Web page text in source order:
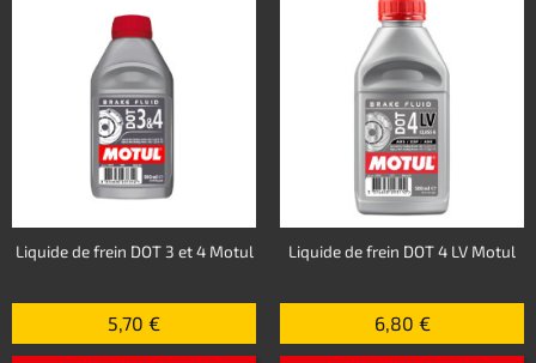
Liquide de frein DOT 3 et 4 Motul
5,70 €
Liquide de frein DOT 4 LV Motul
6,80 €